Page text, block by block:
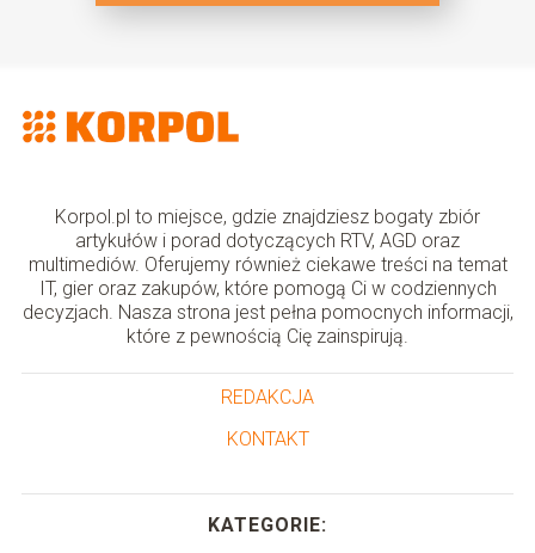
Korpol.pl to miejsce, gdzie znajdziesz bogaty zbiór
artykułów i porad dotyczących RTV, AGD oraz
multimediów. Oferujemy również ciekawe treści na temat
IT, gier oraz zakupów, które pomogą Ci w codziennych
decyzjach. Nasza strona jest pełna pomocnych informacji,
które z pewnością Cię zainspirują.
REDAKCJA
KONTAKT
KATEGORIE: